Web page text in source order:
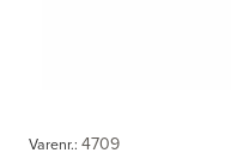
Varenr.: 4709